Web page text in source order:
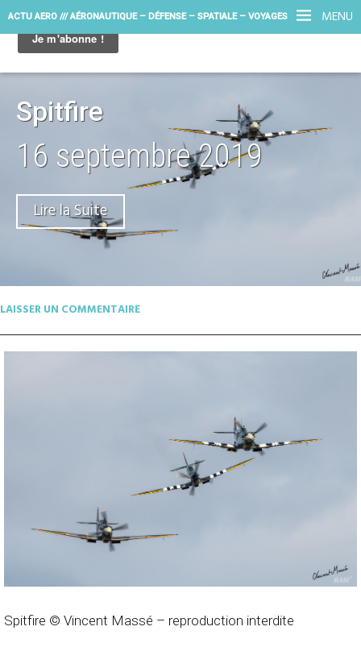
MENU
ACTU AERO /// AÉRONAUTIQUE – DÉFENSE – SPATIALE – VOYAGES
Spitfire
16 septembre 2019
Lire la Suite
LAISSER UN COMMENTAIRE
Spitfire © Vincent Massé – reproduction interdite